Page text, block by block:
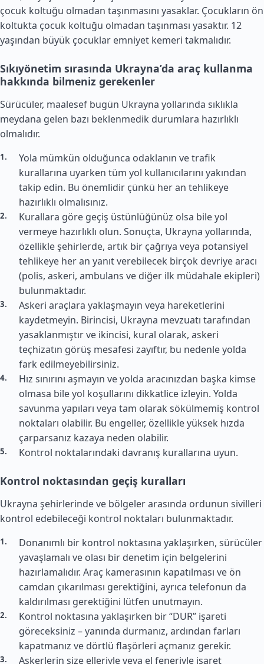
çocuk koltuğu olmadan taşınmasını yasaklar. Çocukların ön
koltukta çocuk koltuğu olmadan taşınması yasaktır. 12
yaşından büyük çocuklar emniyet kemeri takmalıdır.
Sıkıyönetim sırasında Ukrayna’da araç kullanma
hakkında bilmeniz gerekenler
Sürücüler, maalesef bugün Ukrayna yollarında sıklıkla
meydana gelen bazı beklenmedik durumlara hazırlıklı
olmalıdır.
Yola mümkün olduğunca odaklanın ve trafik
kurallarına uyarken tüm yol kullanıcılarını yakından
takip edin. Bu önemlidir çünkü her an tehlikeye
hazırlıklı olmalısınız.
Kurallara göre geçiş üstünlüğünüz olsa bile yol
vermeye hazırlıklı olun. Sonuçta, Ukrayna yollarında,
özellikle şehirlerde, artık bir çağrıya veya potansiyel
tehlikeye her an yanıt verebilecek birçok devriye aracı
(polis, askeri, ambulans ve diğer ilk müdahale ekipleri)
bulunmaktadır.
Askeri araçlara yaklaşmayın veya hareketlerini
kaydetmeyin. Birincisi, Ukrayna mevzuatı tarafından
yasaklanmıştır ve ikincisi, kural olarak, askeri
teçhizatın görüş mesafesi zayıftır, bu nedenle yolda
fark edilmeyebilirsiniz.
Hız sınırını aşmayın ve yolda aracınızdan başka kimse
olmasa bile yol koşullarını dikkatlice izleyin. Yolda
savunma yapıları veya tam olarak sökülmemiş kontrol
noktaları olabilir. Bu engeller, özellikle yüksek hızda
çarparsanız kazaya neden olabilir.
Kontrol noktalarındaki davranış kurallarına uyun.
Kontrol noktasından geçiş kuralları
Ukrayna şehirlerinde ve bölgeler arasında ordunun sivilleri
kontrol edebileceği kontrol noktaları bulunmaktadır.
Donanımlı bir kontrol noktasına yaklaşırken, sürücüler
yavaşlamalı ve olası bir denetim için belgelerini
hazırlamalıdır. Araç kamerasının kapatılması ve ön
camdan çıkarılması gerektiğini, ayrıca telefonun da
kaldırılması gerektiğini lütfen unutmayın.
Kontrol noktasına yaklaşırken bir “DUR” işareti
göreceksiniz – yanında durmanız, ardından farları
kapatmanız ve dörtlü flaşörleri açmanız gerekir.
Askerlerin size elleriyle veya el feneriyle işaret